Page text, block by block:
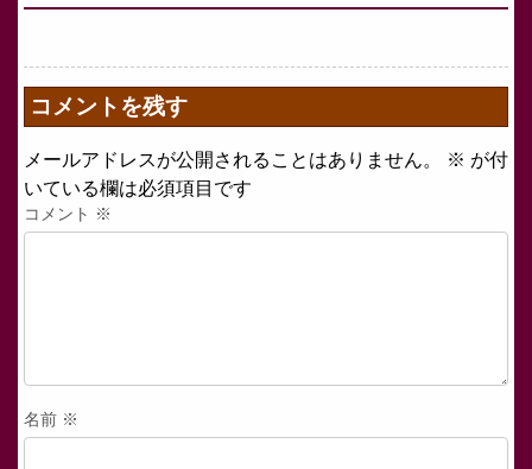
コメントを残す
メールアドレスが公開されることはありません。 ※ が付
いている欄は必須項目です
コメント ※
名前 ※